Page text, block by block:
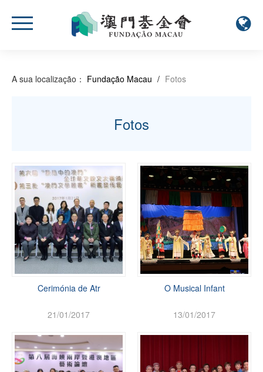
A sua localização： Fundação Macau / Fotos
Fotos
Cerimónia de Atr
21/01/2017
O Musical Infant
13/01/2017